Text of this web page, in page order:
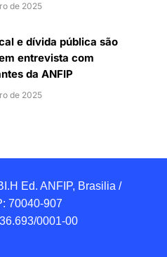
de 2025
e dívida pública são
entrevista com
da ANFIP
de 2025
Ed. ANFIP, Brasilia /
70040-907
0001-00